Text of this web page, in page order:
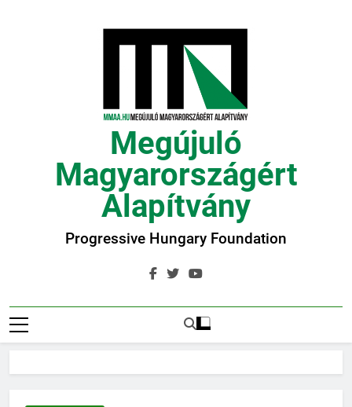
Megújuló
Magyarországért
Alapítvány
Progressive Hungary Foundation